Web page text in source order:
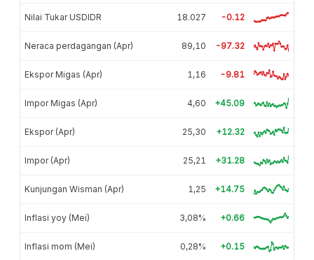
Nilai Tukar USDIDR 18.027 -0.12
Neraca perdagangan (Apr) 89,10 -97.32
Ekspor Migas (Apr) 1,16 -9.81
Impor Migas (Apr) 4,60 +45.09
Ekspor (Apr) 25,30 +12.32
Impor (Apr) 25,21 +31.28
Kunjungan Wisman (Apr) 1,25 +14.75
Inflasi yoy (Mei) 3,08% +0.66
Inflasi mom (Mei) 0,28% +0.15